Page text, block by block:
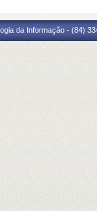
da Informação - (84)